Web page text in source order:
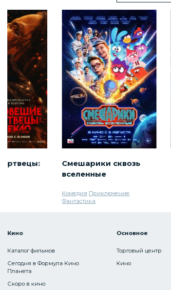
Смешарики сквозь
вселенные
Комедия Приключение
Фантастика
Кино
Каталог фильмов
Сегодня в Формула Кино
Планета
Скоро в кино
Основное
Торговый центр
Кино